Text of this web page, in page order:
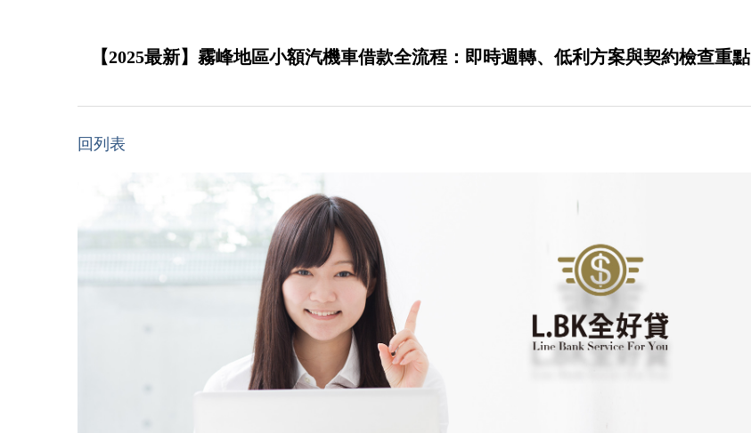
【2025最新】霧峰地區小額汽機車借款全流程：即時週轉、低利方案與契約檢查重點
回列表